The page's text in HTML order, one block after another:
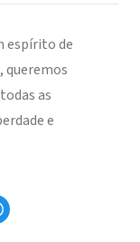
espírito de
queremos
as
e